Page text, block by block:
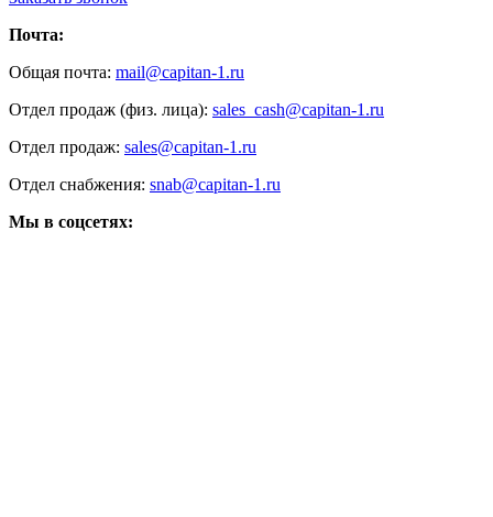
Почта:
Общая почта: mail@capitan-1.ru
Отдел продаж (физ. лица): sales_cash@capitan-1.ru
Отдел продаж: sales@capitan-1.ru
Отдел снабжения: snab@capitan-1.ru
Мы в соцсетях: